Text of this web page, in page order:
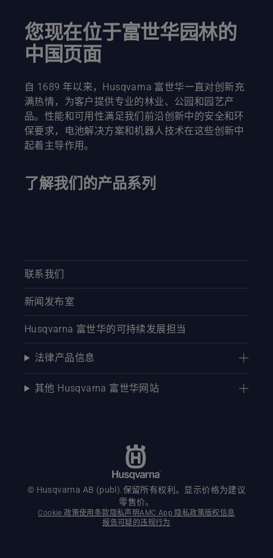
剪。观看
此短视
频，了解
如何磨利
草刀片。
您现在位于富世华园林的
中国页面
自 1689 年以来，Husqvarna 富世华一直对创新充
满热情，为客户提供专业的林业、公园和园艺产
品。性能和可用性满足我们前沿创新中的安全和环
保要求，电池解决方案和机器人技术在这些创新中
起着主导作用。
了解我们的产品系列
联系我们
新闻发布室
Husqvarna 富世华的可持续发展担当
法律产品信息
其他 Husqvarna 富世华网站
© Husqvarna AB (publ).保留所有权利。显示价格为建议
零售价。
Cookie 政策使用条款 隐私声明AMC App 隐私政策版权信息
报告可疑的违规行为